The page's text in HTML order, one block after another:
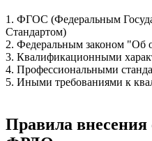
1. ФГОС (Федеральным
Стандартом)
2. Федеральным законом "Об
3. Квалификационными
4. Профессиональными
5. Иными требованиями к
Правила